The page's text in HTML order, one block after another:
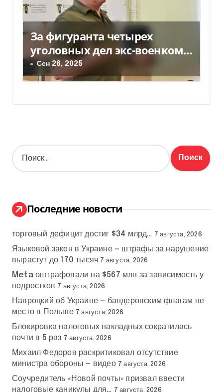
За фигуранта четырех
уголовных дел экс-военкома
Борисова внесли более 44
млн залога
Сен 26, 2025
Н
а
:
Последние новости
торговый дефицит достиг $34 млрд… 7 августа, 2026
Языковой закон в Украине — штрафы за нарушение
вырастут до 170 тысяч 7 августа, 2026
Meta оштрафовали на $567 млн за зависимость у
подростков 7 августа, 2026
Навроцкий об Украине — бандеровским флагам не
место в Польше 7 августа, 2026
Блокировка налоговых накладных сократилась
почти в 5 раз 7 августа, 2026
Михаил Федоров раскритиковал отсутствие
министра обороны — видео 7 августа, 2026
Соучредитель «Новой почты» призвал ввести
налоговые каникулы для… 7 августа, 2026